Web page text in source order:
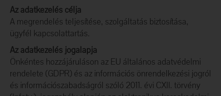
Az adatkezelés célja
A megrendelés teljesítése, szolgáltatás biztosítása,
ügyfél kapcsolattartás.
Az adatkezelés jogalapja
Önkéntes hozzájáruláson az EU általános adatvédelmi
rendelete (GDPR) és az információs önrendelkezési jogról
és információszabadságról szóló 2011. évi CXII. törvény